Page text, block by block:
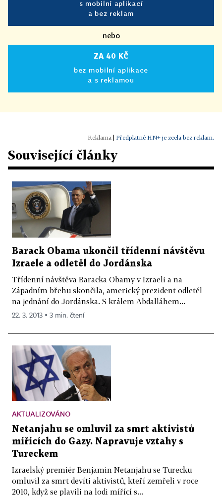
s mobilní aplikací
a bez reklam
nebo
ZA 40 KČ
bez mobilní aplikace
a s reklamou
Předplatné HN+ je zcela bez reklam.
Související články
Barack Obama ukončil třídenní návštěvu
Izraele a odletěl do Jordánska
Třídenní návštěva Baracka Obamy v Izraeli a na
Západním břehu skončila, americký prezident odletěl
na jednání do Jordánska. S králem Abdalláhem...
22. 3. 2013 ▪ 3 min. čtení
AKTUALIZOVÁNO
Netanjahu se omluvil za smrt aktivistů
mířících do Gazy. Napravuje vztahy s
Tureckem
Izraelský premiér Benjamin Netanjahu se Turecku
omluvil za smrt devíti aktivistů, kteří zemřeli v roce
2010, když se plavili na lodi mířící s...